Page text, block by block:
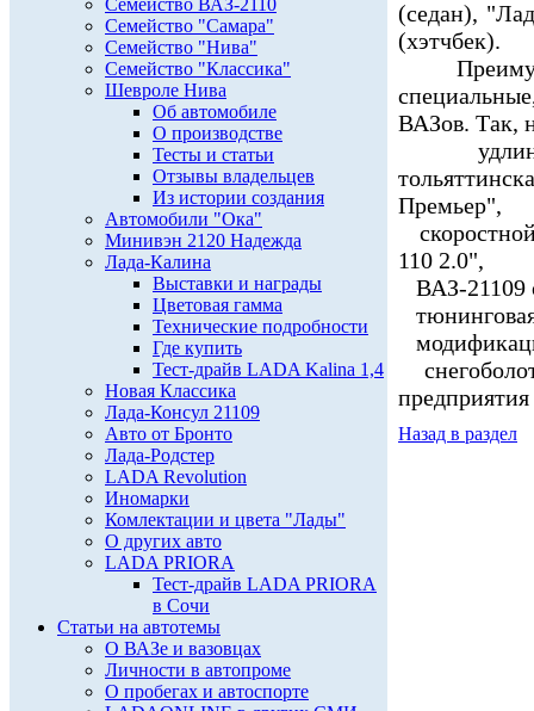
Семейство ВАЗ-2110
Семейство "Самара"
Семейство "Нива"
Семейство "Классика"
Шевроле Нива
Об автомобиле
О производстве
Тесты и статьи
Отзывы владельцев
Из истории создания
Автомобили "Ока"
Минивэн 2120 Надежда
Лада-Калина
Выставки и награды
Цветовая гамма
Технические подробности
Где купить
Тест-драйв LADA Kalina 1,4
Новая Классика
Лада-Консул 21109
Авто от Бронто
Лада-Родстер
LADA Revolution
Иномарки
Комлектации и цвета "Лады"
О других авто
LADA PRIORA
Тест-драйв LADA PRIORA
в Сочи
Статьи на автотемы
О ВАЗе и вазовцах
Личности в автопроме
О пробегах и автоспорте
(седан),
(хэтчбек).
ВАЗов. Так,
Премьер",
110 2.0",
ВАЗ-21109
Назад в раздел